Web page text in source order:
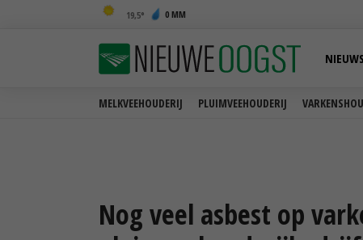
19,5 0 MM
MELKVEEHOUDERIJ PLUIMVEEHOUDERIJ
NIEUWS
Nog veel asbest op